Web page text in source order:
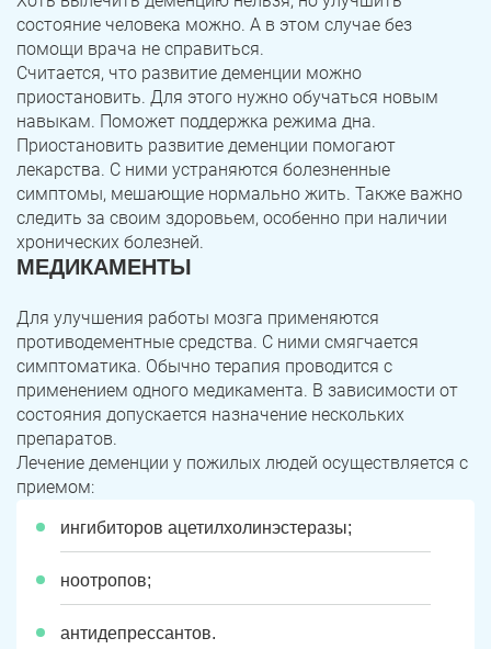
состояние человека можно. А в этом случае без
помощи врача не справиться.
Считается, что развитие деменции можно
приостановить. Для этого нужно обучаться новым
навыкам. Поможет поддержка режима дна.
Приостановить развитие деменции помогают
лекарства. С ними устраняются болезненные
симптомы, мешающие нормально жить. Также важно
следить за своим здоровьем, особенно при наличии
хронических болезней.
МЕДИКАМЕНТЫ
Для улучшения работы мозга применяются
противодементные средства. С ними смягчается
симптоматика. Обычно терапия проводится с
применением одного медикамента. В зависимости от
состояния допускается назначение нескольких
препаратов.
Лечение деменции у пожилых людей осуществляется с
приемом:
ингибиторов ацетилхолинэстеразы;
ноотропов;
антидепрессантов.